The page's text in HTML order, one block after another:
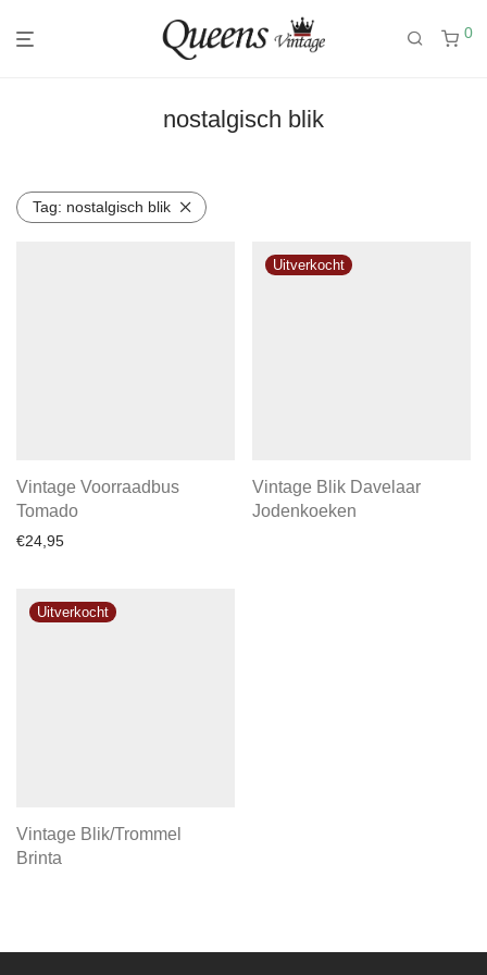
0
nostalgisch blik
Tag: nostalgisch blik
Vintage Voorraadbus
Tomado
€24,95
Vintage Blik Davelaar
Jodenkoeken
Vintage Blik/Trommel
Brinta